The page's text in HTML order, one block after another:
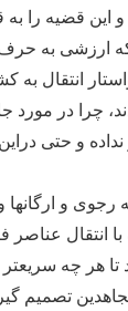
این قضیه را
ارزشی به حرف
انتقال به
چرا در مورد
و حتی
و ارگانها
انتقال
تا هر چه
تصمیم